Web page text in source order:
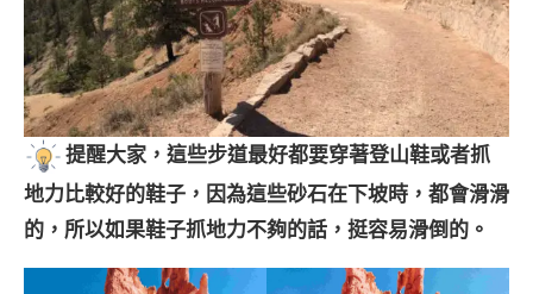
提醒大家，這些步道最好都要穿著登山鞋或者抓
地力比較好的鞋子，因為這些砂石在下坡時，都會滑滑
的，所以如果鞋子抓地力不夠的話，挺容易滑倒的。